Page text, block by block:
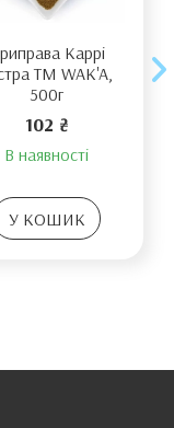
Каррі
ТМ WAK'A,
500г
102 ₴
В наявності
У КОШИК